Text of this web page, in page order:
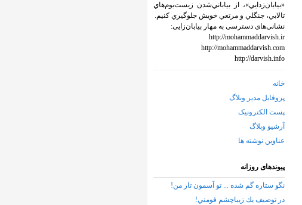
«بيابان‌زدايي»، از بياباني‌شدن زيست‌بوم‌هاي
تالابي، جنگلي و مرتعي خويش جلوگيري كنيم.
نشانی‌های دسترسی به مهار بیابان‌زایی:
http://mohammaddarvish.ir
http://mohammaddarvish.com
http://darvish.info
خانه
پروفایل مدیر وبلاگ
پست الکترونیک
آرشیو وبلاگ
عناوین نوشته ها
پیوندهای روزانه
نگو ستاره گم شده ... تو آسمون تار من!
در توصيف يك زيباچشم فومني!